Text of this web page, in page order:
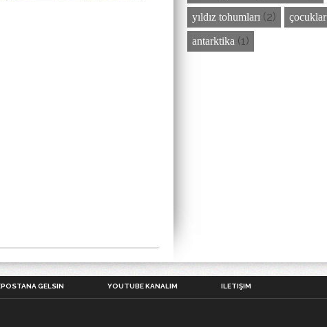
yıldız tohumları (2) çocuklar
antarktika (1)
GELSIN YOUTUBE KANALIM ILETIŞIM